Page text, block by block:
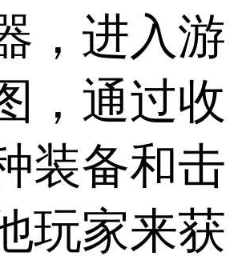
，进入游
，通过收
装备和击
玩家来获